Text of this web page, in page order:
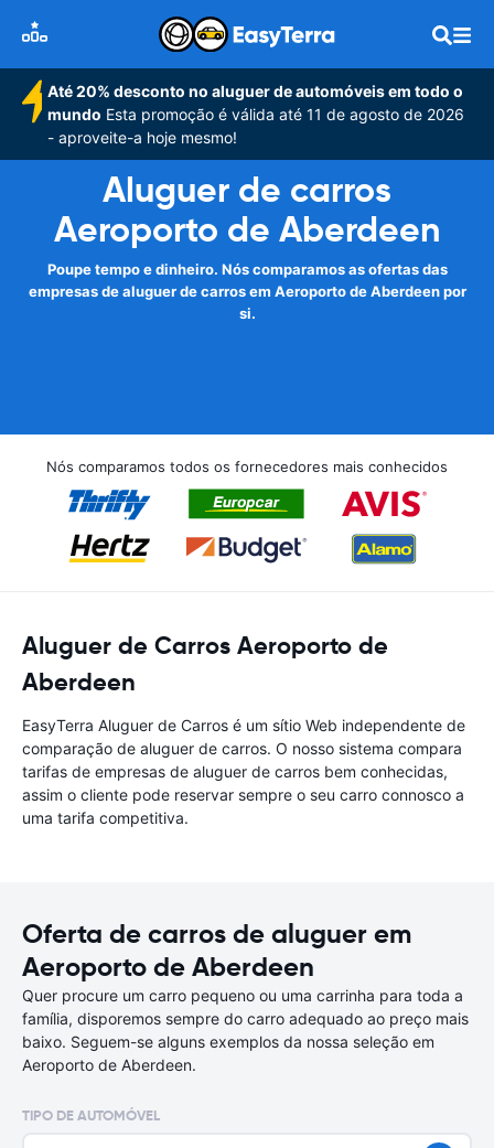
Até 20% desconto no aluguer de automóveis em todo o
mundo Esta promoção é válida até 11 de agosto de 2026
- aproveite-a hoje mesmo!
Aluguer de carros
Aeroporto de Aberdeen
Poupe tempo e dinheiro. Nós comparamos as ofertas das
empresas de aluguer de carros em Aeroporto de Aberdeen por
si.
Nós comparamos todos os fornecedores mais conhecidos
Aluguer de Carros Aeroporto de
Aberdeen
EasyTerra Aluguer de Carros é um sítio Web independente de
comparação de aluguer de carros. O nosso sistema compara
tarifas de empresas de aluguer de carros bem conhecidas,
assim o cliente pode reservar sempre o seu carro connosco a
uma tarifa competitiva.
Oferta de carros de aluguer em
Aeroporto de Aberdeen
Quer procure um carro pequeno ou uma carrinha para toda a
família, disporemos sempre do carro adequado ao preço mais
baixo. Seguem-se alguns exemplos da nossa seleção em
Aeroporto de Aberdeen.
TIPO DE AUTOMÓVEL